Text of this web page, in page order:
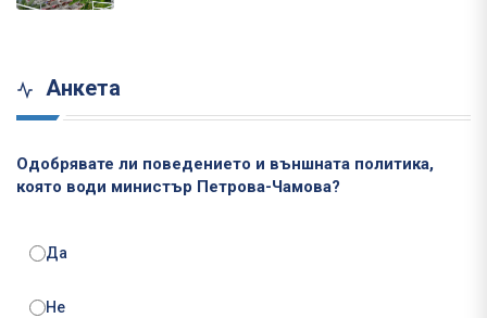
Анкета
Одобрявате ли поведението и външната политика,
която води министър Петрова-Чамова?
Да
Не